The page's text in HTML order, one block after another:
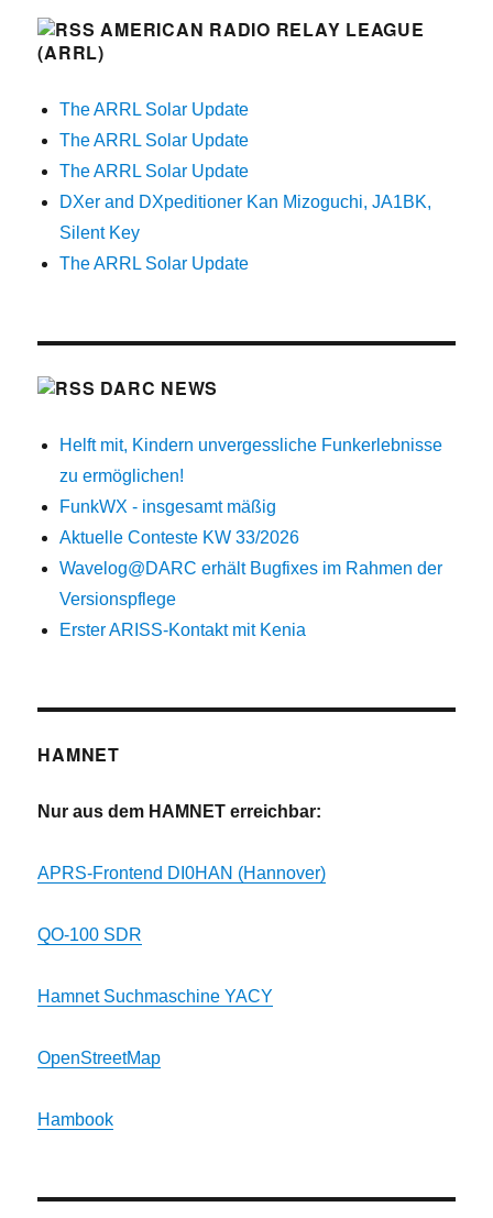
AMERICAN RADIO RELAY LEAGUE
(ARRL)
The ARRL Solar Update
The ARRL Solar Update
The ARRL Solar Update
DXer and DXpeditioner Kan Mizoguchi, JA1BK,
Silent Key
The ARRL Solar Update
DARC NEWS
Helft mit, Kindern unvergessliche Funkerlebnisse
zu ermöglichen!
FunkWX - insgesamt mäßig
Aktuelle Conteste KW 33/2026
Wavelog@DARC erhält Bugfixes im Rahmen der
Versionspflege
Erster ARISS-Kontakt mit Kenia
HAMNET
Nur aus dem HAMNET erreichbar:
APRS-Frontend DI0HAN (Hannover)
QO-100 SDR
Hamnet Suchmaschine YACY
OpenStreetMap
Hambook